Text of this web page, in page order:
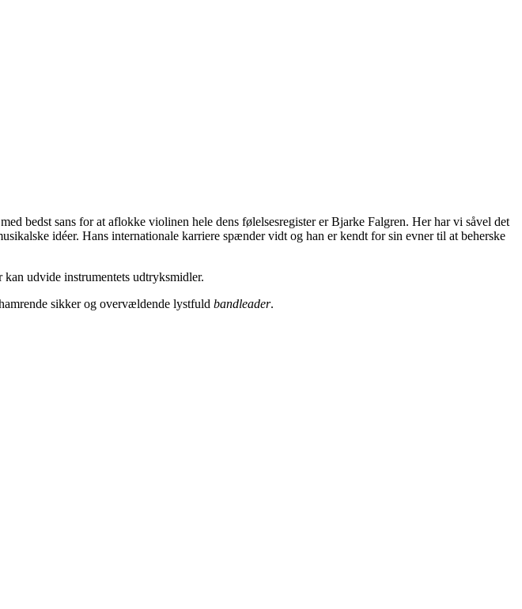
bedst sans for at aflokke violinen hele dens følelsesregister er Bjarke Falgren. Her har vi såvel det
idéer. Hans internationale karriere spænder vidt og han er kendt for sin evner til at beherske
udvide instrumentets udtryksmidler.
sikker og overvældende lystfuld bandleader.